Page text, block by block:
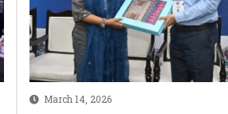
March 14, 2026